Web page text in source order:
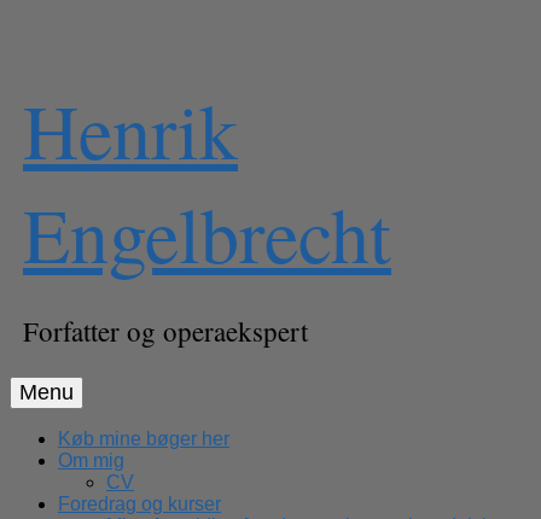
content
Henrik
Engelbrecht
Forfatter og operaekspert
Menu
Køb mine bøger her
Om mig
CV
Foredrag og kurser